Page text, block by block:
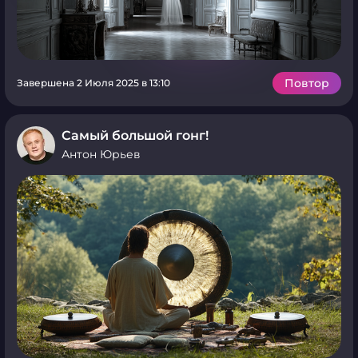
Завершена 2 Июля 2025 в 13:10 Повтор
Самый большой гонг!
Антон Юрьев